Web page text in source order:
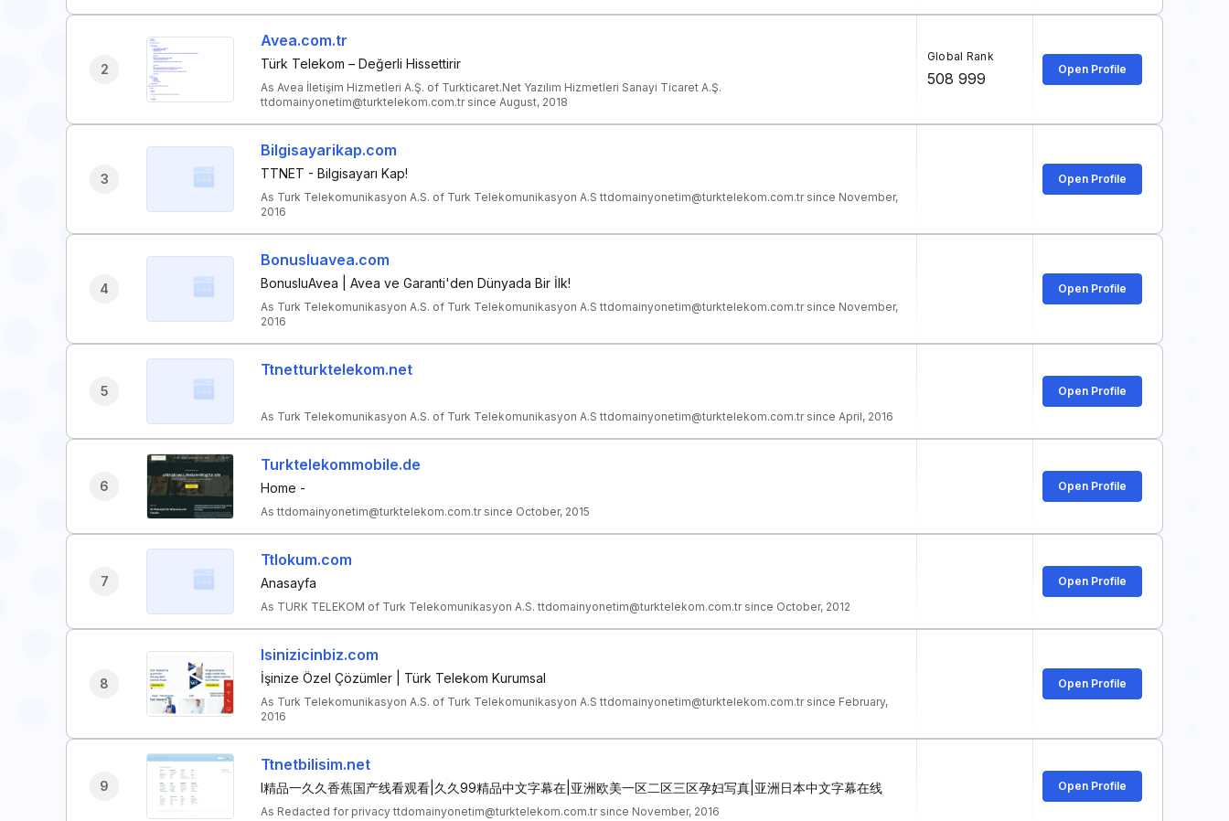
2
Avea.com.tr
Türk Telekom – Değerli Hissettirir
As Avea İletişim Hizmetleri A.Ş. of Turkticaret.Net Yazılım Hizmetleri Sanayi Ticaret A.Ş.
ttdomainyonetim@turktelekom.com.tr since August, 2018
Global Rank
508 999
Open Profile
3
Bilgisayarikap.com
TTNET - Bilgisayarı Kap!
As Turk Telekomunikasyon A.S. of Turk Telekomunikasyon A.S ttdomainyonetim@turktelekom.com.tr since November,
2016
Open Profile
4
Bonusluavea.com
BonusluAvea | Avea ve Garanti'den Dünyada Bir İlk!
As Turk Telekomunikasyon A.S. of Turk Telekomunikasyon A.S ttdomainyonetim@turktelekom.com.tr since November,
2016
Open Profile
5
Ttnetturktelekom.net
As Turk Telekomunikasyon A.S. of Turk Telekomunikasyon A.S ttdomainyonetim@turktelekom.com.tr since April, 2016
Open Profile
6
Turktelekommobile.de
Home -
As ttdomainyonetim@turktelekom.com.tr since October, 2015
Open Profile
7
Ttlokum.com
Anasayfa
As TURK TELEKOM of Turk Telekomunikasyon A.S. ttdomainyonetim@turktelekom.com.tr since October, 2012
Open Profile
8
Isinizicinbiz.com
İşinize Özel Çözümler | Türk Telekom Kurumsal
As Turk Telekomunikasyon A.S. of Turk Telekomunikasyon A.S ttdomainyonetim@turktelekom.com.tr since February,
2016
Open Profile
9
Ttnetbilisim.net
I精品一久久香蕉国产线看观看|久久99精品中文字幕在|亚洲欧美一区二区三区孕妇写真|亚洲日本中文字幕在线
As Redacted for privacy ttdomainyonetim@turktelekom.com.tr since November, 2016
Open Profile